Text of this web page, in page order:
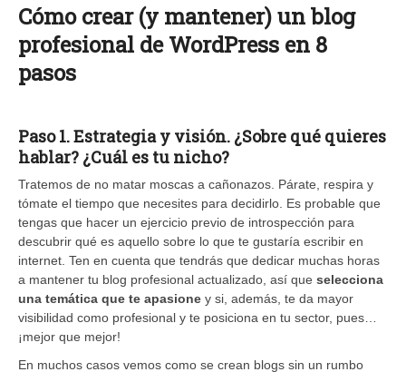
Cómo crear (y mantener) un blog
profesional de WordPress en 8
pasos
Paso 1. Estrategia y visión. ¿Sobre qué quieres
hablar? ¿Cuál es tu nicho?
Tratemos de no matar moscas a cañonazos. Párate, respira y
tómate el tiempo que necesites para decidirlo. Es probable que
tengas que hacer un ejercicio previo de introspección para
descubrir qué es aquello sobre lo que te gustaría escribir en
internet. Ten en cuenta que tendrás que dedicar muchas horas
a mantener tu blog profesional actualizado, así que selecciona
una temática que te apasione y si, además, te da mayor
visibilidad como profesional y te posiciona en tu sector, pues…
¡mejor que mejor!
En muchos casos vemos como se crean blogs sin un rumbo